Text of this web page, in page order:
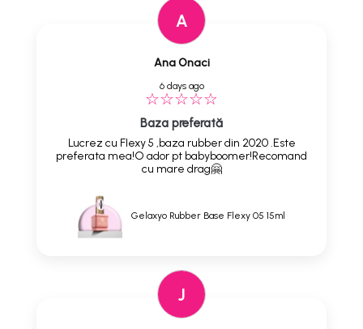
A
Ana Onaci
6 days ago
Baza preferată
Lucrez cu Flexy 5 ,baza rubber din 2020 .Este
preferata mea!O ador pt babyboomer!Recomand
cu mare drag🤗
Gelaxyo Rubber Base Flexy 05 15ml
J